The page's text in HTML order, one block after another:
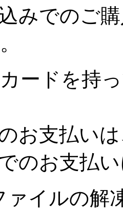
みでのご
ードを持
お支払い
のお支払
ァイルの解